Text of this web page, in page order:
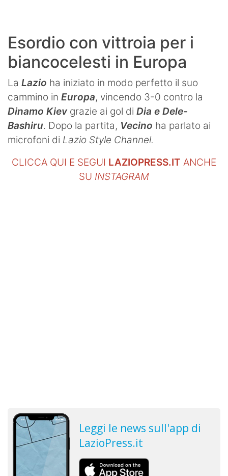
Esordio con vittroia per i
biancocelesti in Europa
La Lazio ha iniziato in modo perfetto il suo
cammino in Europa, vincendo 3-0 contro la
Dinamo Kiev grazie ai gol di Dia e Dele-
Bashiru. Dopo la partita, Vecino ha parlato ai
microfoni di Lazio Style Channel.
CLICCA QUI E SEGUI LAZIOPRESS.IT ANCHE
SU INSTAGRAM